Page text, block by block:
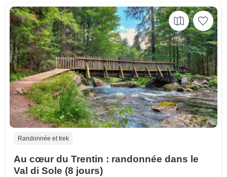
Randonnée et trek
Au cœur du Trentin : randonnée dans le
Val di Sole (8 jours)